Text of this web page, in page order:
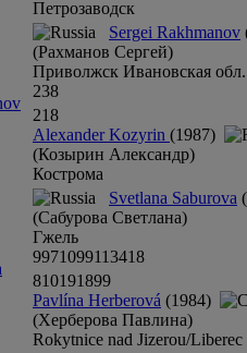
Петрозаводск
Sergei Rakhmanov
(Рахманов Сергей)
Приволжск Ивановская обл.
238
218
Alexander Kozyrin (1987)
(Козырин Александр)
Кострома
Svetlana Saburova
(Сабурова Светлана)
Гжель
9971099113418
810191899
Pavlína Herberová (1984)
(Херберова Павлина)
Rokytnice nad Jizerou/Liberec